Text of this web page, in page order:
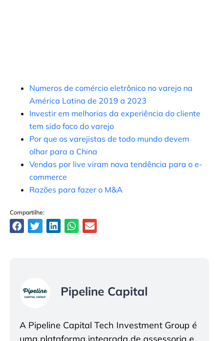
Numeros de comércio eletrônico no varejo na
América Latina de 2019 a 2023
Investir em melhorias da experiência do cliente
tem sido foco do varejo
Por que os varejistas de todo mundo devem
olhar para a China
Vendas por live viram nova tendência para o e-
commerce
Razões para fazer o M&A
Compartilhe:
Pipeline Capital
A Pipeline Capital Tech Investment Group é